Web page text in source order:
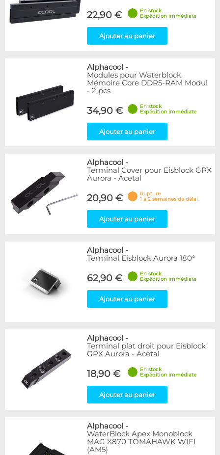
22,90 €
En stock
Expédition immédiate
Ajouter au panier
Alphacool -
Modules pour Waterblock
Mémoire Core DDR5-RAM Modul
- 2 pcs
34,90 €
En stock
Expédition immédiate
Ajouter au panier
Alphacool -
Terminal Cover pour Eisblock GPX
Aurora - Acetal
20,90 €
Rupture
1 à 2 semaines de délai
Ajouter au panier
Alphacool -
Terminal Eisblock Aurora 180°
62,90 €
En stock
Expédition immédiate
Ajouter au panier
Alphacool -
Terminal plat droit pour Eisblock
GPX Aurora - Acetal
18,90 €
En stock
Expédition immédiate
Ajouter au panier
Alphacool -
WaterBlock Apex Monoblock
MAG X870 TOMAHAWK WIFI
(AM5)